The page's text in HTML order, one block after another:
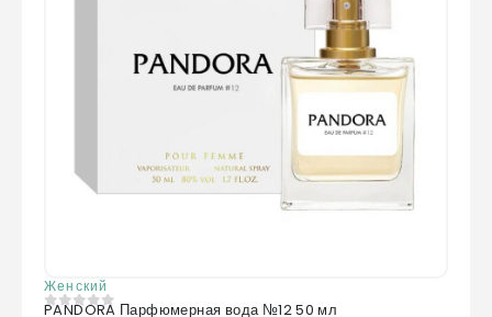
Женский
PANDORA Парфюмерная вода №12 50 мл